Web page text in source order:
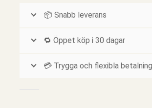
📦 Snabb leverans
🔁 Öppet köp i 30 dagar
💳 Trygga och flexibla